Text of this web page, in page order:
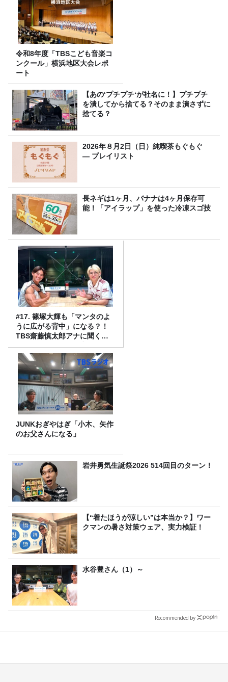
令和8年度「TBSこども音楽コ
ンクール」横浜地区大会レポ
ート
【あの‘プチプチ‘が社名に！】プチプチ
を潰してから捨てる？そのまま潰さずに
捨てる？
2026年８月2日（日）純喫茶もぐもぐ
― プレイリスト
長ネギは1ヶ月、バナナは4ヶ月保存可
能！「アイラップ」を使った冷凍スゴ技
#17. 篠塚大輝も「マンタのよ
うに広がる背中」になる？！
TBS齋藤慎太郎アナに聞くメ
ンズフィジークの魅力！！
JUNKおぎやはぎ「小木、矢作
のお父さんになる」
岩井勇気生誕祭2026 514回目のターン！
【“着たほうが涼しい”は本当か？】ワー
クマンの暑さ対策ウェア、実力検証！
水谷豊さん（1）～
Recommended by